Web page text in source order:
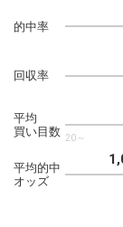
的中率
回収率
平均
買い目数 20～
平均的中
オッズ